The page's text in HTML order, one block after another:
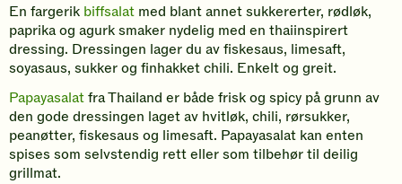
En fargerik biffsalat med blant annet sukkererter, rødløk,
paprika og agurk smaker nydelig med en thaiinspirert
dressing. Dressingen lager du av fiskesaus, limesaft,
soyasaus, sukker og finhakket chili. Enkelt og greit.
Papayasalatfra Thailand er både frisk og spicy på grunn av
den gode dressingen laget av hvitløk, chili, rørsukker,
peanøtter, fiskesaus og limesaft. Papayasalat kan enten
spises som selvstendig rett eller som tilbehør til deilig
grillmat.